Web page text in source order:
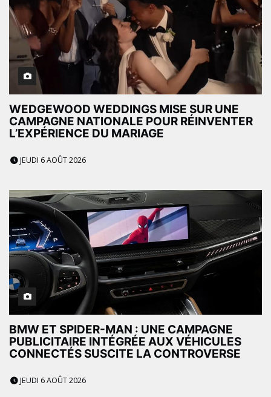
WEDGEWOOD WEDDINGS MISE SUR UNE
CAMPAGNE NATIONALE POUR RÉINVENTER
L’EXPÉRIENCE DU MARIAGE
JEUDI 6 AOÛT 2026
BMW ET SPIDER-MAN : UNE CAMPAGNE
PUBLICITAIRE INTÉGRÉE AUX VÉHICULES
CONNECTÉS SUSCITE LA CONTROVERSE
JEUDI 6 AOÛT 2026